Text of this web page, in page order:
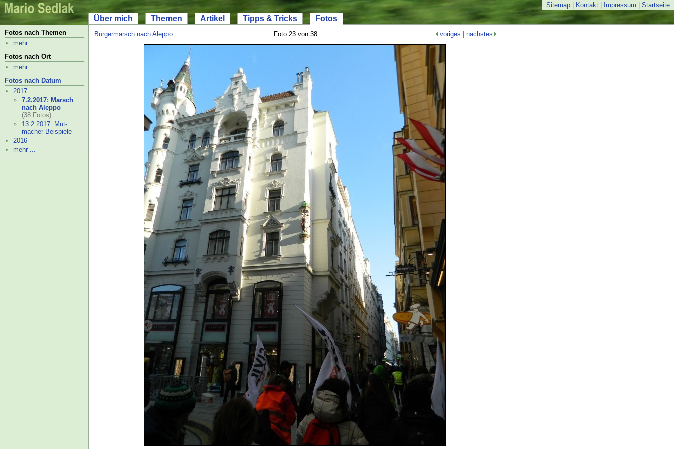
Sitemap Kontakt Impressum Startseite
Über mich Themen Artikel Tipps & Tricks Fotos
Fotos nach Themen
mehr ...
Fotos nach Ort
mehr ...
Fotos nach Datum
2017
7.2.2017: Marsch
nach Aleppo
(38 Fotos)
13.2.2017: Mut-
macher-Beispiele
2016
mehr ...
Bürgermarsch nach Aleppo Foto 23 von 38 voriges nächstes